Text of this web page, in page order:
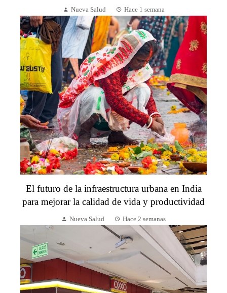
Nueva Salud Hace 1 semana
El futuro de la infraestructura urbana en India
para mejorar la calidad de vida y productividad
Nueva Salud Hace 2 semanas